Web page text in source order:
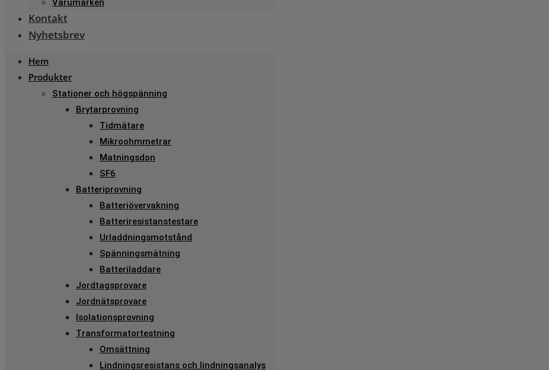
Varumärken
Kontakt
Nyhetsbrev
Hem
Produkter
Stationer och högspänning
Brytarprovning
Tidmätare
Mikroohmmetrar
Matningsdon
SF6
Batteriprovning
Batteriövervakning
Batteriresistanstestare
Urladdningsmotstånd
Spänningsmätning
Batteriladdare
Jordtagsprovare
Jordnätsprovare
Isolationsprovning
Transformatortestning
Omsättning
Lindningsresistans och lindningsanalys